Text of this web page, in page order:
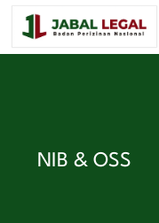
NIB & OSS